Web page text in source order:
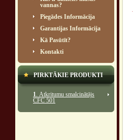
vannas?
Piegādes Informācija
Garantijas Informācija
Kā Pasūtīt?
Kontakti
PIRKTĀKIE PRODUKTI
1. Atkritumu smalcinātājs
CFC 501